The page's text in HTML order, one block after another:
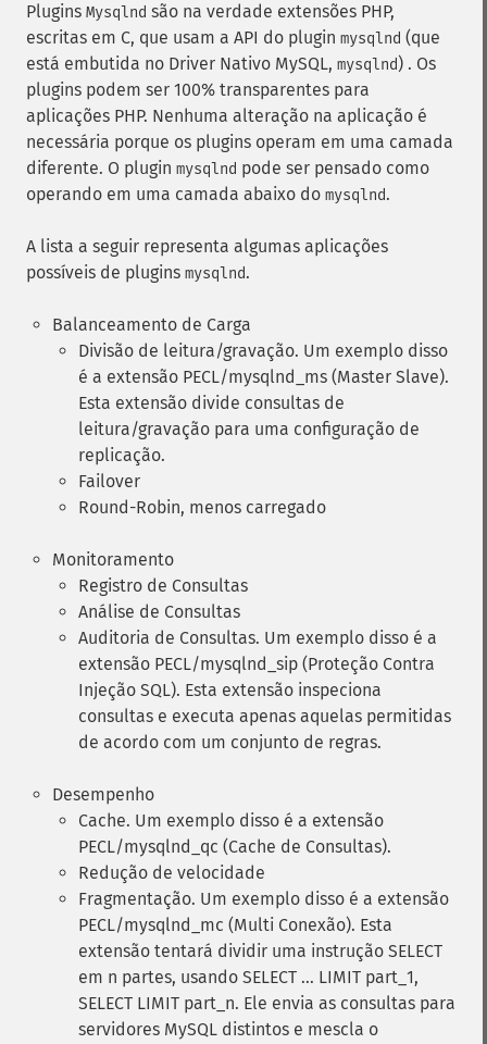
Plugins Mysqlnd são na verdade extensões PHP,
escritas em C, que usam a API do plugin mysqlnd (que
está embutida no Driver Nativo MySQL, mysqlnd) . Os
plugins podem ser 100% transparentes para
aplicações PHP. Nenhuma alteração na aplicação é
necessária porque os plugins operam em uma camada
diferente. O plugin mysqlnd pode ser pensado como
operando em uma camada abaixo do mysqlnd.
A lista a seguir representa algumas aplicações
possíveis de plugins mysqlnd.
Balanceamento de Carga
Divisão de leitura/gravação. Um exemplo disso
é a extensão PECL/mysqlnd_ms (Master Slave).
Esta extensão divide consultas de
leitura/gravação para uma configuração de
replicação.
Failover
Round-Robin, menos carregado
Monitoramento
Registro de Consultas
Análise de Consultas
Auditoria de Consultas. Um exemplo disso é a
extensão PECL/mysqlnd_sip (Proteção Contra
Injeção SQL). Esta extensão inspeciona
consultas e executa apenas aquelas permitidas
de acordo com um conjunto de regras.
Desempenho
Cache. Um exemplo disso é a extensão
PECL/mysqlnd_qc (Cache de Consultas).
Redução de velocidade
Fragmentação. Um exemplo disso é a extensão
PECL/mysqlnd_mc (Multi Conexão). Esta
extensão tentará dividir uma instrução SELECT
em n partes, usando SELECT ... LIMIT part_1,
SELECT LIMIT part_n. Ele envia as consultas para
servidores MySQL distintos e mescla o